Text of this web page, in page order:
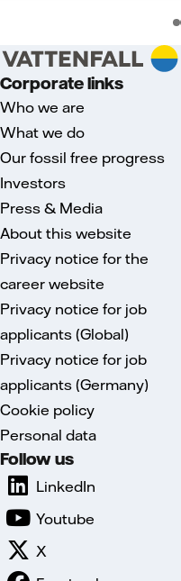
Corporate links
Who we are
What we do
Our fossil free progress
Investors
Press & Media
About this website
Privacy notice for the
career website
Privacy notice for job
applicants (Global)
Privacy notice for job
applicants (Germany)
Cookie policy
Personal data
Follow us
LinkedIn
Youtube
X